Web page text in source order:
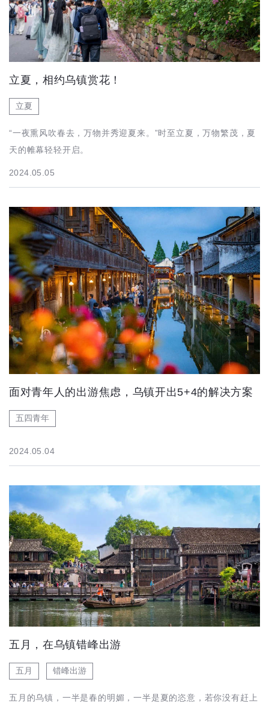
立夏，相约乌镇赏花！
立夏
“一夜熏风吹春去，万物并秀迎夏来。”时至立夏，万物繁茂，夏
天的帷幕轻轻开启。
2024.05.05
面对青年人的出游焦虑，乌镇开出5+4的解决方案
五四青年
2024.05.04
五月，在乌镇错峰出游
五月 错峰出游
五月的乌镇，一半是春的明媚，一半是夏的恣意，若你没有赶上